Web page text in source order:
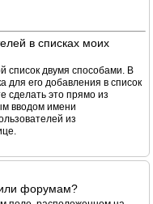
в списках моих
список двумя способами. В
для его добавления в список
сделать это прямо из
вводом имени
из
форумам?